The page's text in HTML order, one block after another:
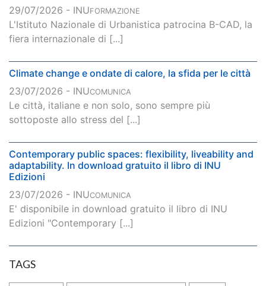
29/07/2026 - INUFORMAZIONE
L'Istituto Nazionale di Urbanistica patrocina B-CAD, la
fiera internazionale di [...]
Climate change e ondate di calore, la sfida per le città
23/07/2026 - INUCOMUNICA
Le città, italiane e non solo, sono sempre più
sottoposte allo stress del [...]
Contemporary public spaces: flexibility, liveability and
adaptability. In download gratuito il libro di INU
Edizioni
23/07/2026 - INUCOMUNICA
E' disponibile in download gratuito il libro di INU
Edizioni "Contemporary [...]
TAGS